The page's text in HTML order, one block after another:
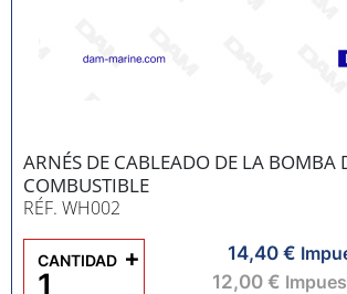
ARNÉS DE CABLEADO DE LA BOMBA
COMBUSTIBLE
RÉF. WH002
14,40 €
12,00 €
CANTIDAD +